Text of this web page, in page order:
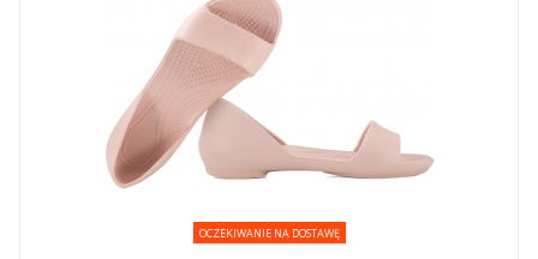
OCZEKIWANIE NA DOSTAWĘ